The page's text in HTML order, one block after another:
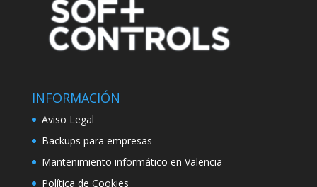
INFORMACIÓN
Aviso Legal
Backups para empresas
Mantenimiento informático en Valencia
Política de Cookies